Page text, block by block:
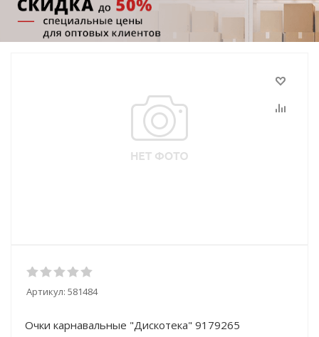
Артикул: 581484
Очки карнавальные "Дискотека" 9179265